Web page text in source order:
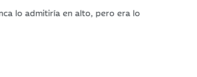
lo admitiría en alto, pero era lo